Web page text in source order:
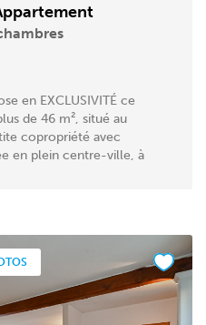
en EXCLUSIVITÉ ce
de 46 m², situé au
copropriété avec
en plein centre-ville, à